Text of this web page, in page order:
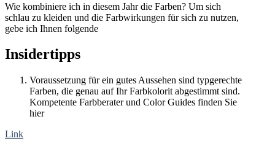
Wie kombiniere ich in diesem Jahr die Farben? Um sich
schlau zu kleiden und die Farbwirkungen für sich zu nutzen,
gebe ich Ihnen folgende
Insidertipps
Voraussetzung für ein gutes Aussehen sind typgerechte
Farben, die genau auf Ihr Farbkolorit abgestimmt sind.
Kompetente Farbberater und Color Guides finden Sie
hier
Link